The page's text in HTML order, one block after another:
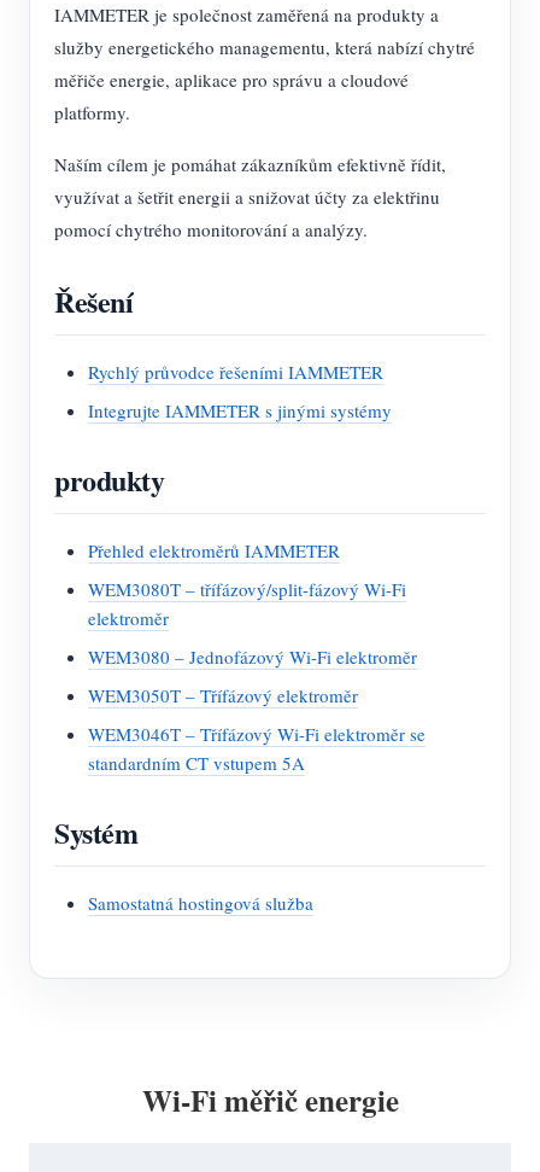
IAMMETER je společnost zaměřená na produkty a
služby energetického managementu, která nabízí chytré
měřiče energie, aplikace pro správu a cloudové
platformy.
Naším cílem je pomáhat zákazníkům efektivně řídit,
využívat a šetřit energii a snižovat účty za elektřinu
pomocí chytrého monitorování a analýzy.
Řešení
Rychlý průvodce řešeními IAMMETER
Integrujte IAMMETER s jinými systémy
produkty
Přehled elektroměrů IAMMETER
WEM3080T – třífázový/split-fázový Wi-Fi
elektroměr
WEM3080 – Jednofázový Wi-Fi elektroměr
WEM3050T – Třífázový elektroměr
WEM3046T – Třífázový Wi-Fi elektroměr se
standardním CT vstupem 5A
Systém
Samostatná hostingová služba
Wi-Fi měřič energie